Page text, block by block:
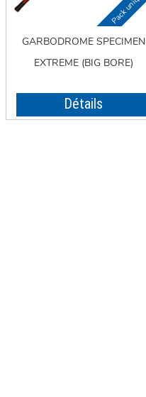
GARBODROME SPECIMEN
EXTREME (BIG BORE)
Détails